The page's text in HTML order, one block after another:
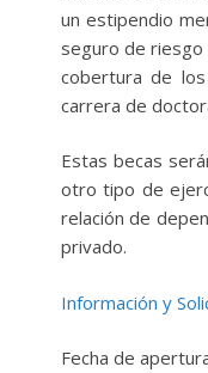
un estipendio
seguro de
cobertura de
carrera de
Estas becas
otro tipo de
relación de
privado.
Información y
Fecha de